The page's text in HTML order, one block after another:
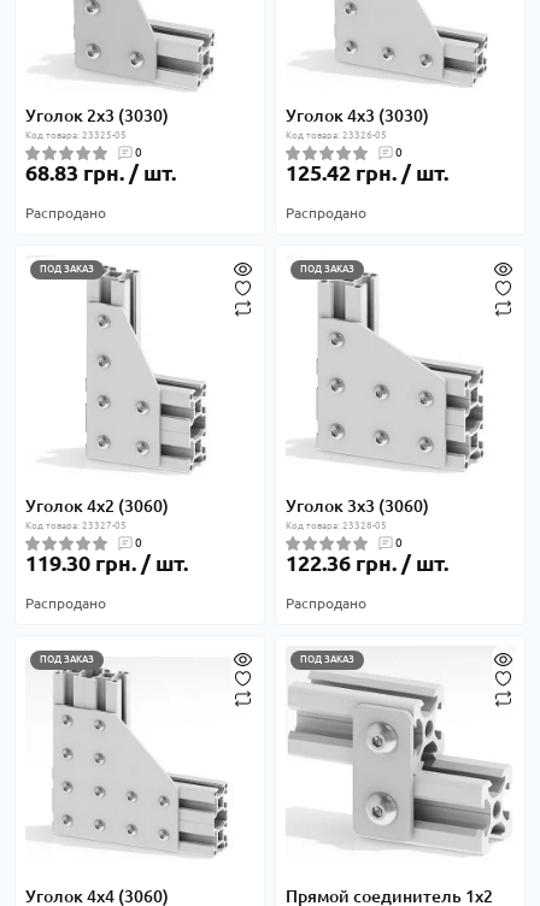
Уголок 2х3 (3030)
Код товара: 23325-05
0
68.83 грн. / шт.
Распродано
Уголок 4х3 (3030)
Код товара: 23326-05
0
125.42 грн. / шт.
Распродано
ПОД ЗАКАЗ
Уголок 4х2 (3060)
Код товара: 23327-05
0
119.30 грн. / шт.
Распродано
ПОД ЗАКАЗ
Уголок 3х3 (3060)
Код товара: 23328-05
0
122.36 грн. / шт.
Распродано
ПОД ЗАКАЗ
Уголок 4х4 (3060)
ПОД ЗАКАЗ
Прямой соединитель 1х2